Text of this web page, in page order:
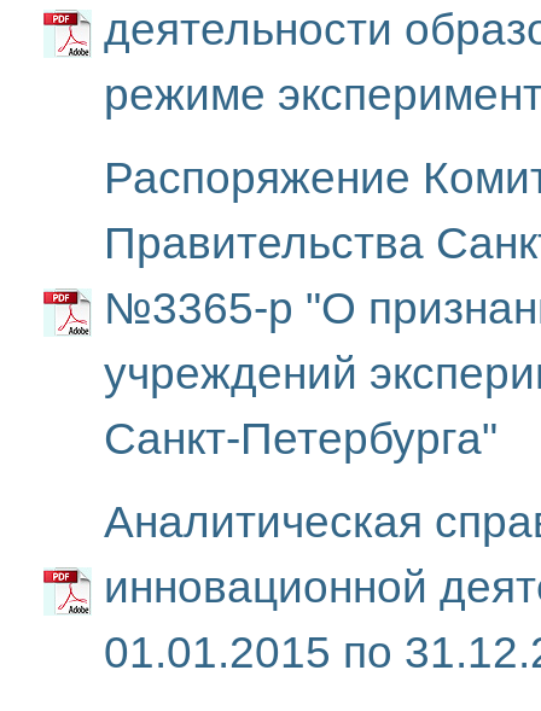
деятельности
режиме
Распоряжение
Правительства
№3365-р "О
учреждений
Санкт-Петербурга"
Аналитическая
инновационной
01.01.2015 по